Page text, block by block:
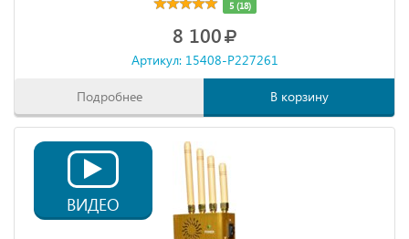
5 (18)
8 100
Артикул: 15408-P227261
Подробнее В корзину
ВИДЕО